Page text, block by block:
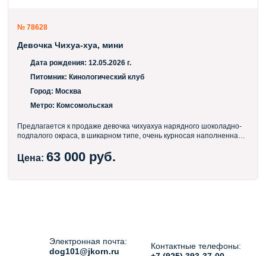
№ 78628
Девочка Чихуа-хуа, мини
Дата рождения: 12.05.2026 г.
Питомник: Кинологический клуб
Город: Москва
Метро: Комсомольская
Предлагается к продаже девочка чихуахуа нарядного шоколадно-
подпалого окраса, в шикарном типе, очень курносая наполненная
невероятно кукольная малышка. Вес взрослой собаки около 2,1 кг.
Весь комплект документов: метрика щенка, ветеринарный паспорт
Цена:63 000 руб.
Электронная почта:
dog101@jkorn.ru
Контактные телефоны: